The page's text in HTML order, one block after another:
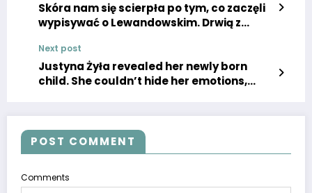
Skóra nam się scierpła po tym, co zaczęli
wypisywać o Lewandowskim. Drwią z
przydomek
Next post
Justyna Żyła revealed her newly born
child. She couldn’t hide her emotions,
POST COMMENT
Comments